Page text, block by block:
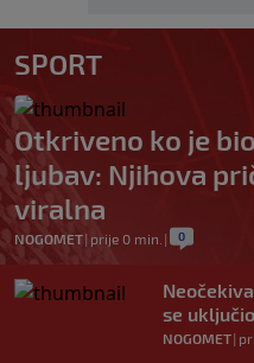
SPORT
Otkriveno ko je
ljubav: Njihova
viralna
NOGOMET| prije 0 min. | 0
se
NOGOMET|